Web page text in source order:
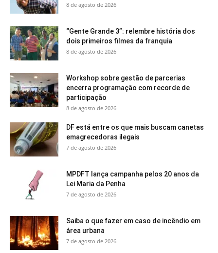
8 de agosto de 2026
“Gente Grande 3”: relembre história dos
dois primeiros filmes da franquia
8 de agosto de 2026
Workshop sobre gestão de parcerias
encerra programação com recorde de
participação
8 de agosto de 2026
DF está entre os que mais buscam canetas
emagrecedoras ilegais
7 de agosto de 2026
MPDFT lança campanha pelos 20 anos da
Lei Maria da Penha
7 de agosto de 2026
Saiba o que fazer em caso de incêndio em
área urbana
7 de agosto de 2026